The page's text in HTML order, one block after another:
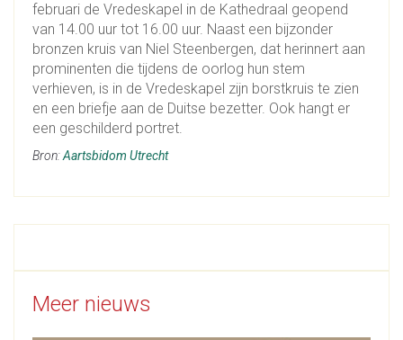
februari de Vredeskapel in de Kathedraal geopend
van 14.00 uur tot 16.00 uur. Naast een bijzonder
bronzen kruis van Niel Steenbergen, dat herinnert aan
prominenten die tijdens de oorlog hun stem
verhieven, is in de Vredeskapel zijn borstkruis te zien
en een briefje aan de Duitse bezetter. Ook hangt er
een geschilderd portret.
Bron:Aartsbidom Utrecht
Meer nieuws